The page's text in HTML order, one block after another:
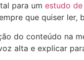
para um estudo
que quiser
do conteúdo na
alta e explicar